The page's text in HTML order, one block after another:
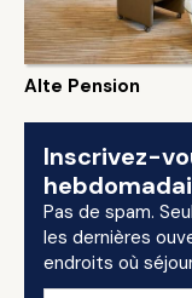
Alte Pension
Inscrivez-
Pas de spam.
les dernières
endroits où